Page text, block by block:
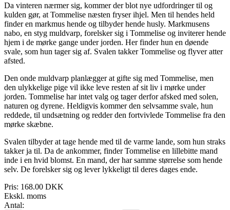
Da vinteren nærmer sig, kommer der blot nye udfordringer til og
kulden gør, at Tommelise næsten fryser ihjel. Men til hendes held
finder en markmus hende og tilbyder hende husly. Markmusens
nabo, en styg muldvarp, forelsker sig i Tommelise og inviterer hende
hjem i de mørke gange under jorden. Her finder hun en døende
svale, som hun tager sig af. Svalen takker Tommelise og flyver atter
afsted.
Den onde muldvarp planlægger at gifte sig med Tommelise, men
den ulykkelige pige vil ikke leve resten af sit liv i mørke under
jorden. Tommelise har intet valg og tager derfor afsked med solen,
naturen og dyrene. Heldigvis kommer den selvsamme svale, hun
reddede, til undsætning og redder den fortvivlede Tommelise fra den
mørke skæbne.
Svalen tilbyder at tage hende med til de varme lande, som hun straks
takker ja til. Da de ankommer, finder Tommelise en lillebitte mand
inde i en hvid blomst. En mand, der har samme størrelse som hende
selv. De forelsker sig og lever lykkeligt til deres dages ende.
Pris: 168.00 DKK
Ekskl. moms
Antal: